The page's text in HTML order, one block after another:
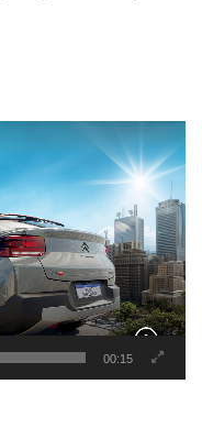
00:15